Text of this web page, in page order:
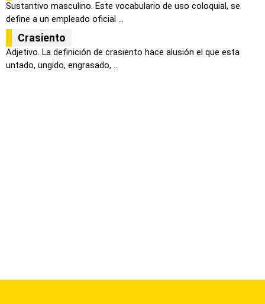
Sustantivo masculino. Este vocabulario de uso coloquial, se
define a un empleado oficial ...
Crasiento
Adjetivo. La definición de crasiento hace alusión el que esta
untado, ungido, engrasado, ...